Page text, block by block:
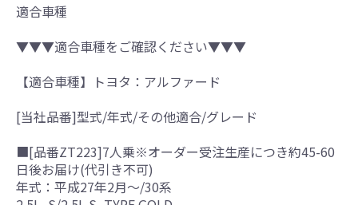
適合車種
▼▼▼適合車種をご確認ください▼▼▼
【適合車種】トヨタ：アルファード
[当社品番]型式/年式/その他適合/グレード
■[品番ZT223]7人乗※オーダー受注生産につき約45-60
日後お届け(代引き不可)
年式：平成27年2月～/30系